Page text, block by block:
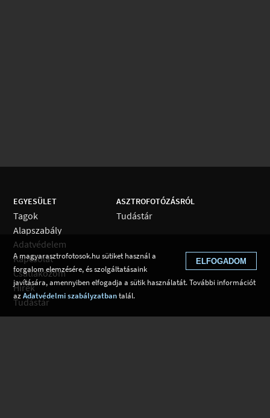
EGYESÜLET
Tagok
Alapszabály
Adatvédelem
Kapcsolat
Csatlakozom
Hírek
Tudástár
ASZTROFOTÓZÁSRÓL
Tudástár
ELFOGADOM
A magyarasztrofotosok.hu sütiket használ a
forgalom elemzésére, és szolgáltatásaink
javítására, amennyiben elfogadja a sütik használatát. További információt
azAdatvédelmi szabályzatbantalál.